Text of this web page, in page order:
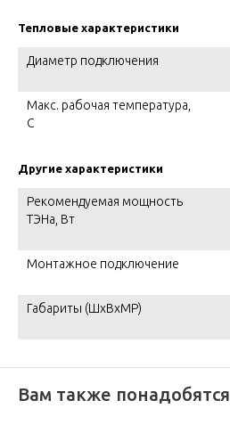
Тепловые характеристики
Диаметр подключения
Макс. рабочая температура,
C
Другие характеристики
Рекомендуемая мощность
ТЭНа, Вт
Монтажное подключение
Габариты (ШxВxМР)
Вам также понадобятся